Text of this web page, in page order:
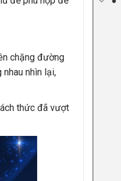
chặng đường
nhìn lại,
thức đã vượt